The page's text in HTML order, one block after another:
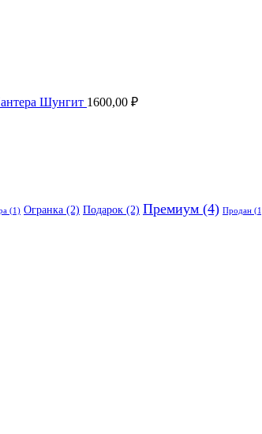
Шунгит 1600,00 ₽
(1) Огранка (2) Подарок (2) Премиум (4) Продан